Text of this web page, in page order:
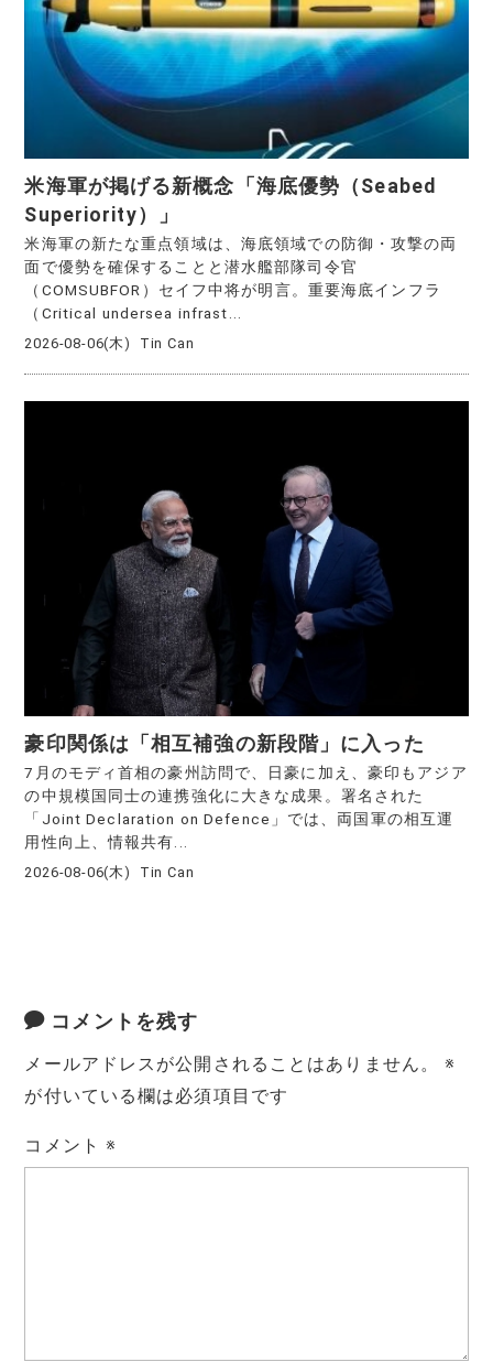
米海軍が掲げる新概念「海底優勢（Seabed
Superiority）」
米海軍の新たな重点領域は、海底領域での防御・攻撃の両
面で優勢を確保することと潜水艦部隊司令官
（COMSUBFOR）セイフ中将が明言。重要海底インフラ
（Critical undersea infrast...
2026-08-06(木) Tin Can
豪印関係は「相互補強の新段階」に入った
7月のモディ首相の豪州訪問で、日豪に加え、豪印もアジア
の中規模国同士の連携強化に大きな成果。署名された
「Joint Declaration on Defence」では、両国軍の相互運
用性向上、情報共有...
2026-08-06(木) Tin Can
コメントを残す
メールアドレスが公開されることはありません。
※
が付いている欄は必須項目です
コメント※